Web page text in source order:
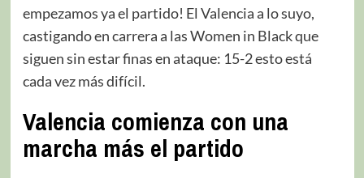
empezamos ya el partido! El Valencia a lo suyo,
castigando en carrera a las Women in Black que
siguen sin estar finas en ataque: 15-2 esto está
cada vez más difícil.
Valencia comienza con una
marcha más el partido